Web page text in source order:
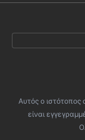
Αυτός ο ιστότοπος
είναι